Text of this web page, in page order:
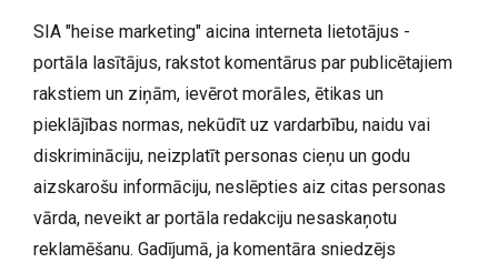
SIA "heise marketing" aicina interneta lietotājus -
portāla lasītājus, rakstot komentārus par publicētajiem
rakstiem un ziņām, ievērot morāles, ētikas un
pieklājības normas, nekūdīt uz vardarbību, naidu vai
diskrimināciju, neizplatīt personas cieņu un godu
aizskarošu informāciju, neslēpties aiz citas personas
vārda, neveikt ar portāla redakciju nesaskaņotu
reklamēšanu. Gadījumā, ja komentāra sniedzējs